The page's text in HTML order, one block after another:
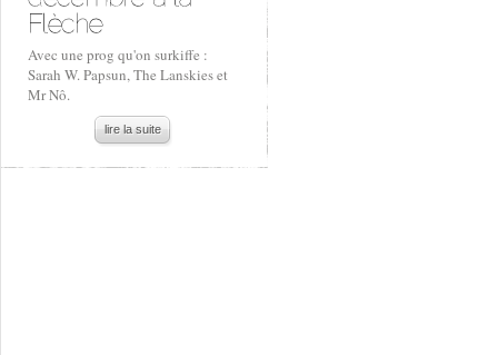
Avec une prog qu'on surkiffe :
Sarah W. Papsun, The Lanskies et
Mr Nô.
lire la suite